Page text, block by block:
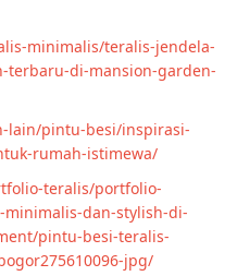
minimalis/teralis-jendela-
terbaru-di-mansion-garden-
lain/pintu-besi/inspirasi-
rumah-istimewa/
teralis/portfolio-
dan-stylish-di-
pintu-besi-teralis-
jpg/